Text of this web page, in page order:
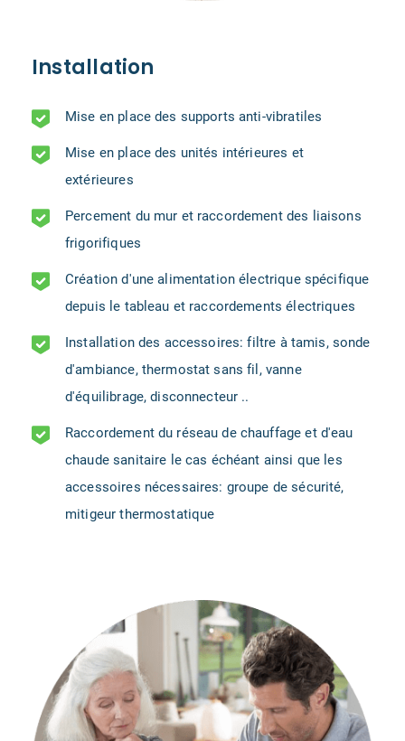
Installation
Mise en place des supports anti-vibratiles
Mise en place des unités intérieures et
extérieures
Percement du mur et raccordement des liaisons
frigorifiques
Création d'une alimentation électrique spécifique
depuis le tableau et raccordements électriques
Installation des accessoires: filtre à tamis, sonde
d'ambiance, thermostat sans fil, vanne
d'équilibrage, disconnecteur ..
Raccordement du réseau de chauffage et d'eau
chaude sanitaire le cas échéant ainsi que les
accessoires nécessaires: groupe de sécurité,
mitigeur thermostatique